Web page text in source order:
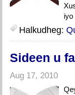
iyo
Halkudheg:
Sideen u
Aug 17, 2010